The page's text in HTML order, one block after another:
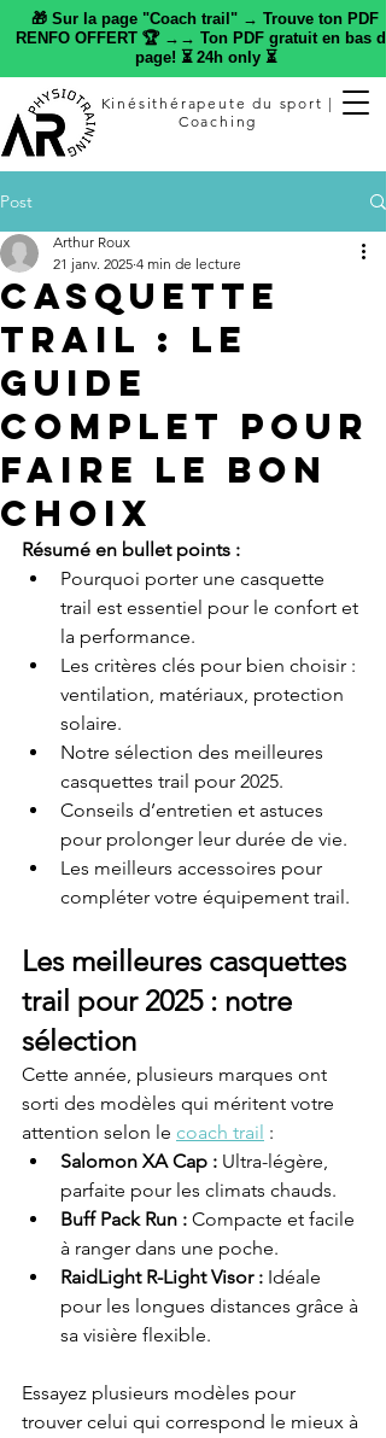
🎁 Sur la page "Coach trail" → Trouve ton PDF
RENFO OFFERT 🏆 →→ Ton PDF gratuit en bas de
page! ⏳ 24h only ⏳
Kinésithérapeute du sport |
Coaching
Post
Casquette
Trail : Le
Guide
Complet pour
Faire le Bon
Choix
Arthur Roux
21 janv. 2025 4 min de lecture
Résumé en bullet points :
Pourquoi porter une casquette
trail est essentiel pour le confort et
la performance.
Les critères clés pour bien choisir :
ventilation, matériaux, protection
solaire.
Notre sélection des meilleures
casquettes trail pour 2025.
Conseils d’entretien et astuces
pour prolonger leur durée de vie.
Les meilleurs accessoires pour
compléter votre équipement trail.
Les meilleures casquettes
trail pour 2025 : notre
sélection
Cette année, plusieurs marques ont
sorti des modèles qui méritent votre
attention selon le coach trail :
Salomon XA Cap : Ultra-légère,
parfaite pour les climats chauds.
Buff Pack Run : Compacte et facile
à ranger dans une poche.
RaidLight R-Light Visor : Idéale
pour les longues distances grâce à
sa visière flexible.
Essayez plusieurs modèles pour
trouver celui qui correspond le mieux à